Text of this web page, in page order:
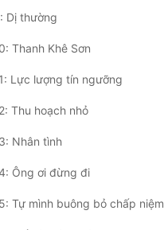
Dị thường
Thanh Khê Sơn
Lực lượng tín ngưỡng
Thu hoạch nhỏ
Nhân tình
Ông ơi đừng đi
Tự mình buông bỏ chấp niệm